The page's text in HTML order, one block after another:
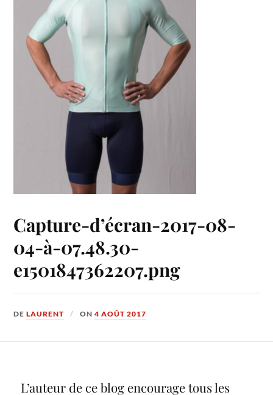
Capture-d’écran-2017-08-
04-à-07.48.30-
e1501847362207.png
DELAURENT ON4 AOÛT 2017
L’auteur de ce blog encourage tous les